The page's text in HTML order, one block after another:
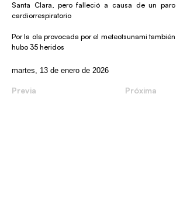
Santa Clara, pero falleció a causa de un paro
cardiorrespiratorio
Por la ola provocada por el meteotsunami también
hubo 35 heridos
martes, 13 de enero de 2026
Previa Próxima